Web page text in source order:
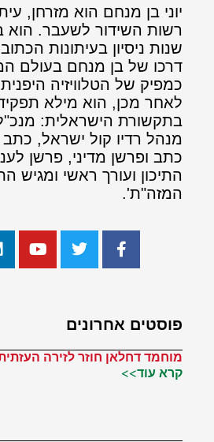
יוני בן מנחם הוא מזרחן,
רשות השידור לשעבר. הוא
שנות ניסיון בעיתונות
דרכו של בן מנחם בעולם
כמפיק של הטלוויזיה
לאחר מכן, הוא מילא
בתקשורת הישראלית:
מנהל רדיו קול ישראל, כתב
כתב ופרשן מדיני, פרשן
התיכון ועורך ראשי ומגיש
המזה"ת'.
פוסטים אחרונים
מוחמד דחלאן חוזר לזירה
קרא עוד>>